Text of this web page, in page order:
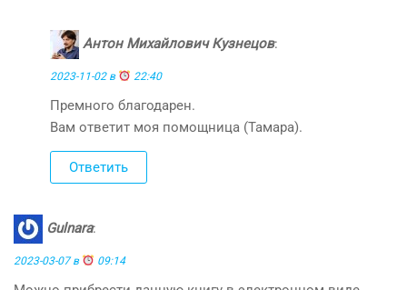
Антон Михайлович Кузнецов:
2023-11-02 в 22:40
Премного благодарен.
Вам ответит моя помощница (Тамара).
Ответить
Gulnara:
2023-03-07 в 09:14